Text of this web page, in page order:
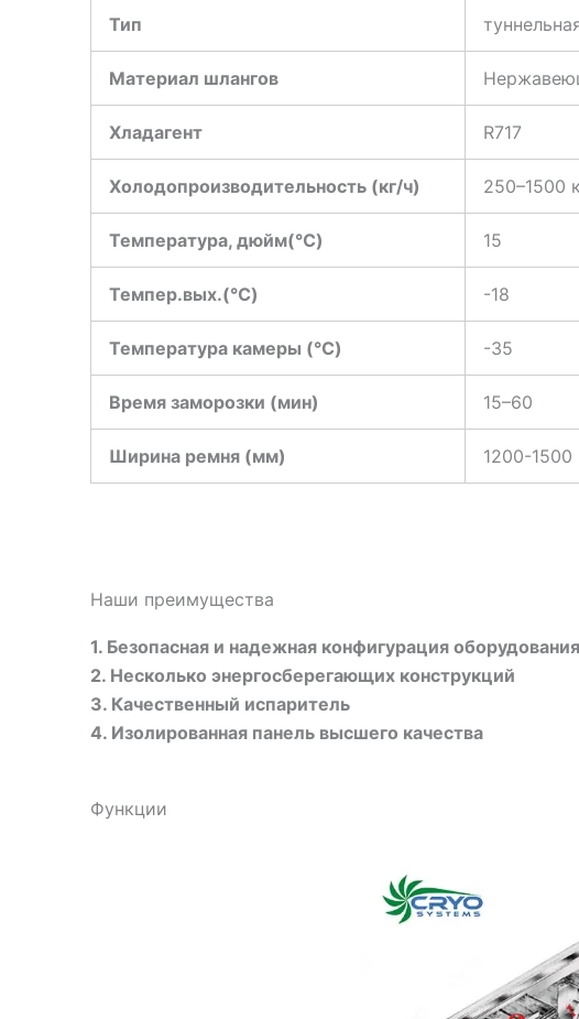
Тип
Материал шлангов
Хладагент R717
Холодопроизводительность (кг/ч) 250–1500
Температура, дюйм(℃) 15
Темпер.вых.(℃) -18
Температура камеры (℃) -35
Время заморозки (мин) 15–60
Ширина ремня (мм) 1200-1500
Наши преимущества
1. Безопасная и надежная конфигурация оборудования
2. Несколько энергосберегающих конструкций
3. Качественный испаритель
4. Изолированная панель высшего качества
Функции